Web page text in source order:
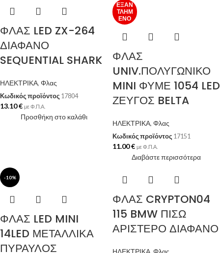
ΦΛΑΣ LED ZX-264
ΔΙΑΦΑΝΟ
SEQUENTIAL SHARK
ΗΛΕΚΤΡΙΚΑ, Φλας
Κωδικός προϊόντος 17804
13.10€ με Φ.Π.Α.
Προσθήκη στο καλάθι
ΕΞΑΝ
ΤΛΗΜ
ΈΝΟ
ΦΛΑΣ
UNIV.ΠΟΛΥΓΩΝΙΚΟ
MINI ΦΥΜΕ 1054 LED
ΖΕΥΓΟΣ BELTA
ΗΛΕΚΤΡΙΚΑ, Φλας
Κωδικός προϊόντος 17151
11.00€ με Φ.Π.Α.
Διαβάστε περισσότερα
-10%
ΦΛΑΣ LED MINI
14LED ΜΕΤΑΛΛΙΚΑ
ΠΥΡΑΥΛΟΣ
ΦΛΑΣ CRYPTON04
115 BMW ΠΙΣΩ
ΑΡΙΣΤΕΡΟ ΔΙΑΦΑΝΟ